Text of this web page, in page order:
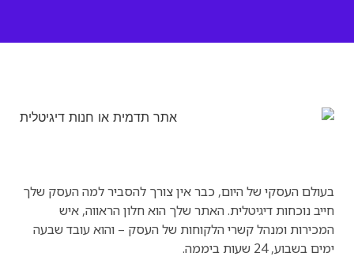
בעולם העסקי של היום, כבר אין צורך להסביר למה העסק שלך
חייב נוכחות דיגיטלית. האתר שלך הוא חלון הראווה, איש
המכירות ומנהל קשרי הלקוחות של העסק – והוא עובד שבעה
ימים בשבוע, 24 שעות ביממה.